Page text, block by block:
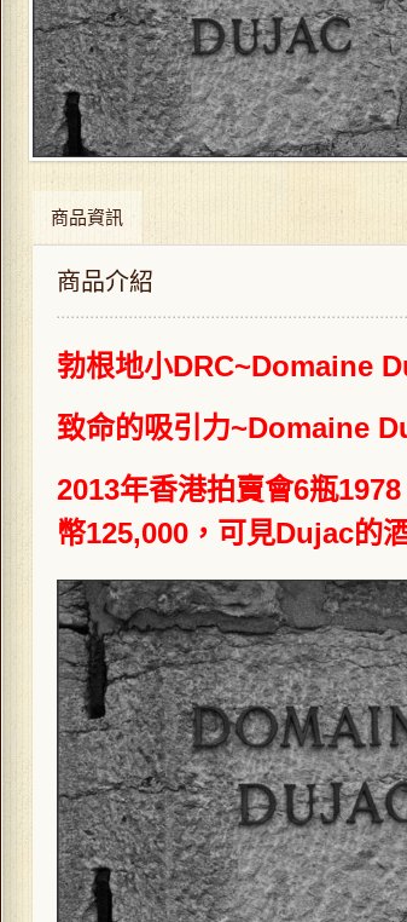
商品資訊
商品介紹
勃根地小DRC~Domaine
致命的吸引力~Domaine
2013年香港拍賣會6瓶
幣125,000，可見Dujac的